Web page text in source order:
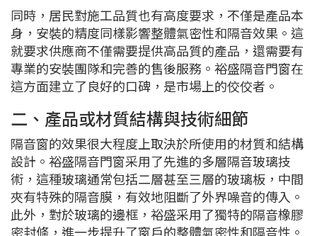
同時，居民對施工品質也有高度要求，不僅是產品本
身，安裝的精度同樣影響整體氣密性和隔音效果。這
就要求供應商不僅需要提供高品質的產品，還需要有
專業的安裝團隊和完善的售後服務。裕盛隔音門窗在
這方面建立了良好的口碑，是市場上的佼佼者。
二、產品或材質結構與技術細節
隔音窗的效果很大程度上取決於所使用的材質和結構
設計。裕盛隔音門窗采用了先進的多層隔音玻璃技
術，這種玻璃通常包括二層甚至三層的玻璃板，中間
夾有特殊的隔音膜，有效地阻斷了外界噪音的傳入。
此外，對於玻璃的邊框，裕盛采用了獨特的隔音橡膠
密封條，進一步提升了窗戶的整體氣密性和隔音性。